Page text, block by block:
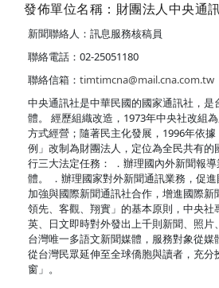
發佈單位名稱：財團法人中央通
新聞聯絡人：訊息服務核稿員
聯絡電話：02-25051180
聯絡信箱： timtimcna@mail.cna.com.tw
中央通訊社是中華民國的國家通訊社，
體。 經歷組織改造，1973年中央社改組
方式經營；隨著民主化發展，1996年依
例」改制為財團法人，定位為全民共有
行三大法定任務： ．辦理國內外新聞報
體。 ．辦理國家對外新聞通訊業務，促進
加強與國際新聞通訊社合作，增進國際新
領先、客觀、翔實」的基本原則，中央社
英、日文即時對外發出上千則新聞、照片
台灣唯一多語文新聞媒體，服務對象從媒
從台灣民眾延伸至全球僑胞與讀者，充分
窗」。